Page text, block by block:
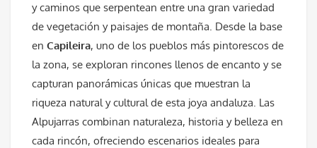
y caminos que serpentean entre una gran variedad
de vegetación y paisajes de montaña. Desde la base
en Capileira, uno de los pueblos más pintorescos de
la zona, se exploran rincones llenos de encanto y se
capturan panorámicas únicas que muestran la
riqueza natural y cultural de esta joya andaluza. Las
Alpujarras combinan naturaleza, historia y belleza en
cada rincón, ofreciendo escenarios ideales para